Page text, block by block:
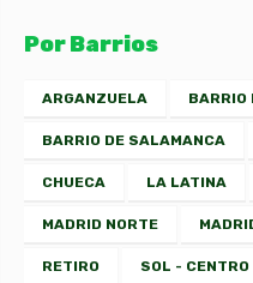
Por Barrios
ARGANZUELA BARRIO
BARRIO DE SALAMANCA
CHUECA LA LATINA
MADRID NORTE
RETIRO SOL - CENTRO